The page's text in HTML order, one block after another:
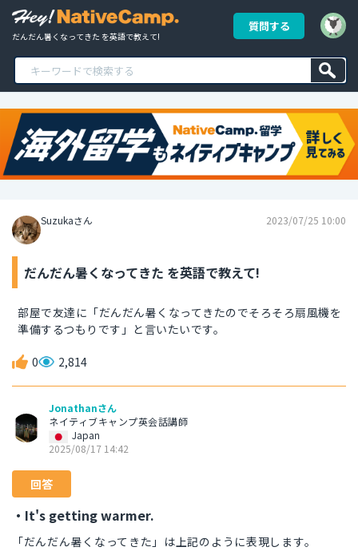
だんだん暑くなってきた を英語で教えて!
質問する
Suzukaさん 2023/07/25 10:00
だんだん暑くなってきた を英語で教えて!
部屋で友達に「だんだん暑くなってきたのでそろそろ扇風機を
準備するつもりです」と言いたいです。
0 2,814
Jonathanさん
ネイティブキャンプ英会話講師
Japan
2025/08/17 14:42
回答
・It's getting warmer.
「だんだん暑くなってきた」は上記のように表現します。